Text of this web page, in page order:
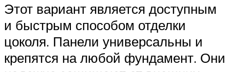
Этот вариант является доступным
и быстрым способом отделки
цоколя. Панели универсальны и
крепятся на любой фундамент. Они